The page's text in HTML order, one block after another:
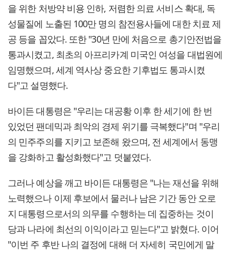
을 위한 처방약 비용 인하, 저렴한 의료 서비스 확대, 독
성물질에 노출된 100만 명의 참전용사들에 대한 치료 제
공 등을 꼽았다. 또한 "30년 만에 처음으로 총기안전법을
통과시켰고, 최초의 아프리카계 미국인 여성을 대법원에
임명했으며, 세계 역사상 중요한 기후법도 통과시켰
다"고 설명했다.
바이든 대통령은 "우리는 대공황 이후 한 세기에 한 번
있었던 팬데믹과 최악의 경제 위기를 극복했다"며 "우리
의 민주주의를 지키고 보존해 왔으며, 전 세계에서 동맹
을 강화하고 활성화했다"고 덧붙였다.
그러나 예상을 깨고 바이든 대통령은 "나는 재선을 위해
노력했으나 이제 후보에서 물러나 남은 기간 동안 오로
지 대통령으로서의 의무를 수행하는 데 집중하는 것이
당과 나라에 최선의 이익이라고 믿는다"고 밝혔다. 이어
"이번 주 후반 나의 결정에 대해 더 자세히 국민에게 말